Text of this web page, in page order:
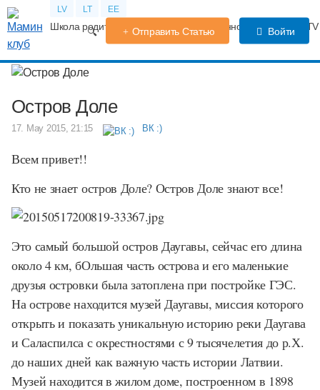
LV LT EE
Школа родителей Календарь беременности Форум
Отправить Статью Войти
Остров Доле
17. May 2015, 21:15 ВК :)
Всем привет!!
Кто не знает остров Доле? Остров Доле знают все!
Это самый большой остров Даугавы, сейчас его длина
около 4 км, бОльшая часть острова и его маленькие
друзья островки была затоплена при постройке ГЭС.
На острове находится музей Даугавы, миссия которого
открыть и показать уникальную историю реки Даугава
и Саласпилса с окрестностями с 9 тысячелетия до р.Х.
до наших дней как важную часть истории Латвии.
Музей находится в жилом доме, построенном в 1898